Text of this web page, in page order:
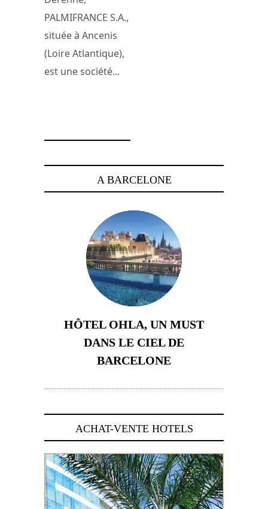
PALMIFRANCE S.A.,
située à Ancenis
(Loire Atlantique),
est une société...
A BARCELONE
HÔTEL OHLA, UN MUST
DANS LE CIEL DE
BARCELONE
ACHAT-VENTE HOTELS